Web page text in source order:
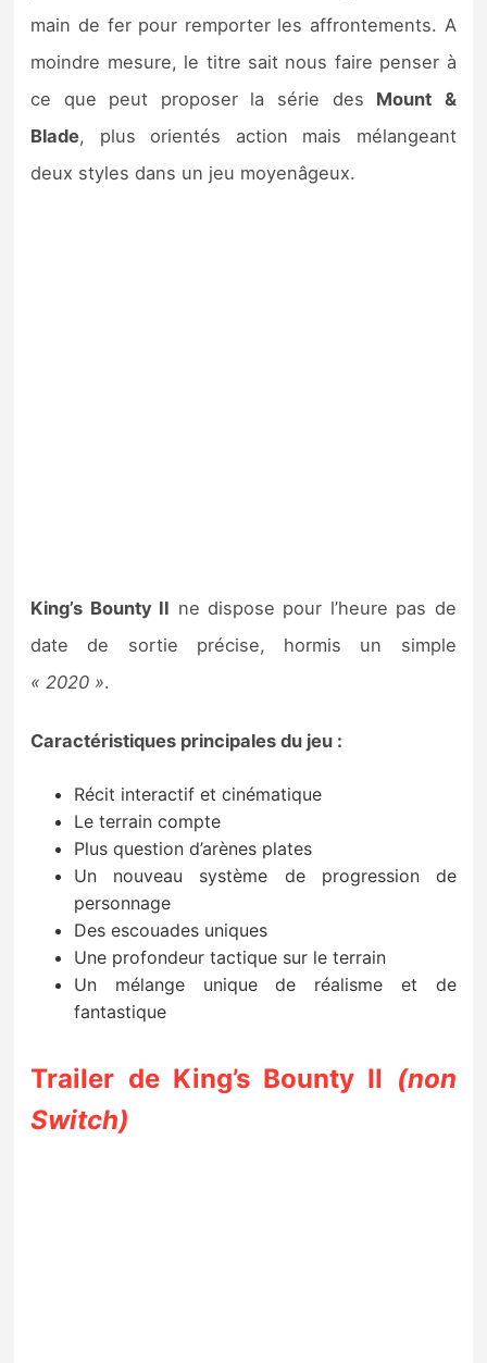
main de fer pour remporter les affrontements. A
moindre mesure, le titre sait nous faire penser à
ce que peut proposer la série des Mount &
Blade, plus orientés action mais mélangeant
deux styles dans un jeu moyenâgeux.
King’s Bounty II ne dispose pour l’heure pas de
date de sortie précise, hormis un simple
« 2020 ».
Caractéristiques principales du jeu :
Récit interactif et cinématique
Le terrain compte
Plus question d’arènes plates
Un nouveau système de progression de
personnage
Des escouades uniques
Une profondeur tactique sur le terrain
Un mélange unique de réalisme et de
fantastique
Trailer de King’s Bounty II (non
Switch)